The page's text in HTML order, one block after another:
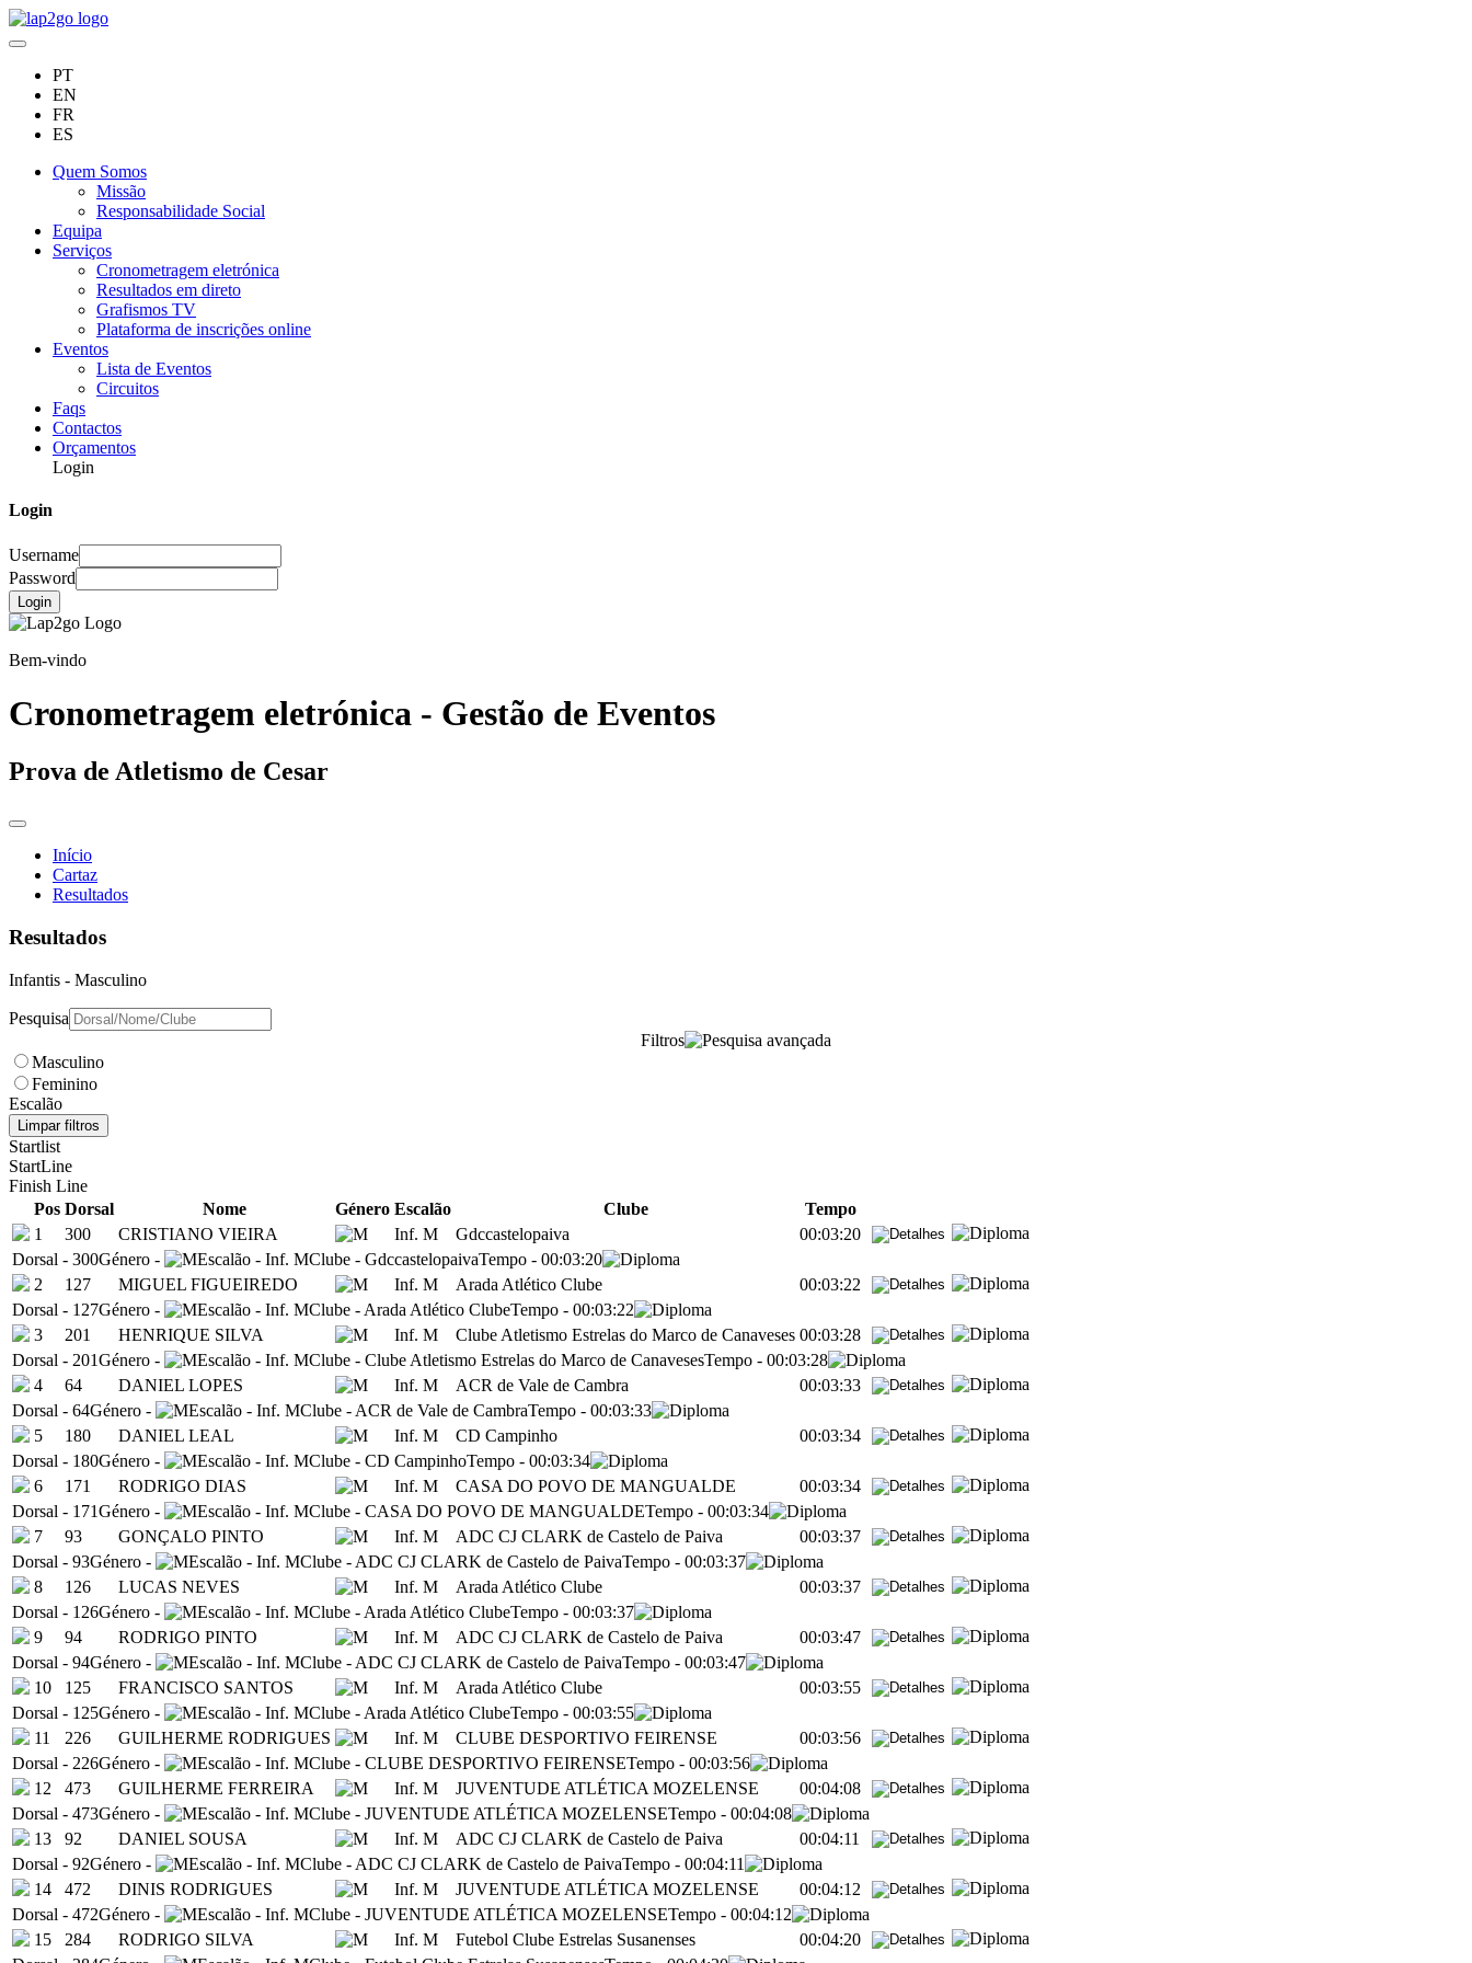
PT
EN
FR
ES
Quem Somos
Missão
Responsabilidade Social
Equipa
Serviços
Cronometragem eletrónica
Resultados em direto
Grafismos TV
Plataforma de inscrições online
Eventos
Lista de Eventos
Circuitos
Faqs
Contactos
Orçamentos
Login
Login
Username
Password
Login
Bem-vindo
Cronometragem eletrónica - Gestão de Eventos
Prova de Atletismo de Cesar
Início
Cartaz
Resultados
Resultados
Infantis - Masculino
Pesquisa
Filtros
Masculino
Feminino
Escalão
Limpar filtros
Startlist
StartLine
Finish Line
Pos Dorsal Nome Género Escalão Clube
Tempo
1
300 CRISTIANO VIEIRA Inf. M Gdccastelopaiva
00:03:20
Dorsal - 300Género - Escalão - Inf. MClube - GdccastelopaivaTempo - 00:03:20
2
127 MIGUEL FIGUEIREDO Inf. M Arada Atlético Clube
00:03:22
Dorsal - 127Género - Escalão - Inf. MClube - Arada Atlético ClubeTempo - 00:03:22
3
201 HENRIQUE SILVA Inf. M Clube Atletismo Estrelas do Marco de Canaveses 00:03:28
Dorsal - 201Género - Escalão - Inf. MClube - Clube Atletismo Estrelas do Marco de CanavesesTempo - 00:03:28
4
64 DANIEL LOPES Inf. M ACR de Vale de Cambra
00:03:33
Dorsal - 64Género - Escalão - Inf. MClube - ACR de Vale de CambraTempo - 00:03:33
5
180 DANIEL LEAL Inf. M CD Campinho
00:03:34
Dorsal - 180Género - Escalão - Inf. MClube - CD CampinhoTempo - 00:03:34
6
171 RODRIGO DIAS Inf. M CASA DO POVO DE MANGUALDE
00:03:34
Dorsal - 171Género - Escalão - Inf. MClube - CASA DO POVO DE MANGUALDETempo - 00:03:34
7
93 GONÇALO PINTO Inf. M ADC CJ CLARK de Castelo de Paiva
00:03:37
Dorsal - 93Género - Escalão - Inf. MClube - ADC CJ CLARK de Castelo de PaivaTempo - 00:03:37
8
126 LUCAS NEVES Inf. M Arada Atlético Clube
00:03:37
Dorsal - 126Género - Escalão - Inf. MClube - Arada Atlético ClubeTempo - 00:03:37
9
94 RODRIGO PINTO Inf. M ADC CJ CLARK de Castelo de Paiva
00:03:47
Dorsal - 94Género - Escalão - Inf. MClube - ADC CJ CLARK de Castelo de PaivaTempo - 00:03:47
10
125 FRANCISCO SANTOS Inf. M Arada Atlético Clube
00:03:55
Dorsal - 125Género - Escalão - Inf. MClube - Arada Atlético ClubeTempo - 00:03:55
11
226 GUILHERME RODRIGUES Inf. M CLUBE DESPORTIVO FEIRENSE
00:03:56
Dorsal - 226Género - Escalão - Inf. MClube - CLUBE DESPORTIVO FEIRENSETempo - 00:03:56
12
473 GUILHERME FERREIRA Inf. M JUVENTUDE ATLÉTICA MOZELENSE
00:04:08
Dorsal - 473Género - Escalão - Inf. MClube - JUVENTUDE ATLÉTICA MOZELENSETempo - 00:04:08
13
92 DANIEL SOUSA Inf. M ADC CJ CLARK de Castelo de Paiva
00:04:11
Dorsal - 92Género - Escalão - Inf. MClube - ADC CJ CLARK de Castelo de PaivaTempo - 00:04:11
14
472 DINIS RODRIGUES Inf. M JUVENTUDE ATLÉTICA MOZELENSE
00:04:12
Dorsal - 472Género - Escalão - Inf. MClube - JUVENTUDE ATLÉTICA MOZELENSETempo - 00:04:12
15
284 RODRIGO SILVA Inf. M Futebol Clube Estrelas Susanenses
00:04:20